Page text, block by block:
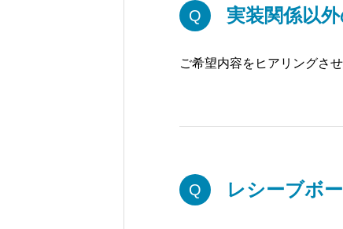
Q 実装関係以
ご希望内容をヒアリングさ
Q レシーブボ